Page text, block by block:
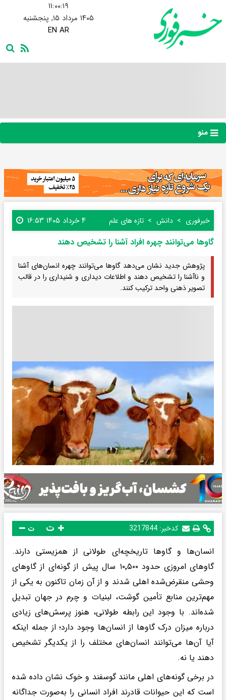
۱۱:۰۰:۲۰
۱۴۰۵ مرداد ۱۵, پنجشنبه
EN AR
منو
خبرفوری دانش تازه های علم ۴ خرداد ۱۴۰۵ ۱۶:۵۳
گاوها می‌توانند چهره افراد آشنا را تشخیص دهند
پژوهش جدید نشان می‌دهد گاوها می‌توانند چهره انسان‌های آشنا
و ناآشنا را تشخیص دهند و اطلاعات دیداری و شنیداری را در قالب
تصویر ذهنی واحد ترکیب کنند.
کدخبر: 3217844 ت
انسان‌ها و گاوها تاریخچه‌ای طولانی از همزیستی دارند.
گاوهای امروزی حدود ۱۰٬۵۰۰ سال پیش از گونه‌ای از گاوهای
وحشی منقرض‌شده اهلی شدند و از آن زمان تاکنون به یکی از
مهم‌ترین منابع تأمین گوشت، لبنیات و چرم در جهان تبدیل
شده‌اند. با وجود این رابطه طولانی، هنوز پرسش‌های زیادی
درباره میزان درک گاوها از انسان‌ها وجود دارد؛ از جمله اینکه
آیا آن‌ها می‌توانند انسان‌های مختلف را از یکدیگر تشخیص
دهند یا نه.
در برخی گونه‌های اهلی مانند گوسفند و خوک نشان داده شده
است که این حیوانات قادرند افراد انسانی را به‌صورت جداگانه